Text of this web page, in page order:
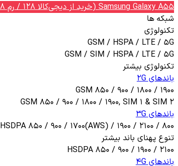
Samsung Galaxy A55 (خرید از دیجی‌کالا 128 / رم 8 ویتنام)
شبکه ها
تکنولوژی
GSM / HSPA / LTE / 5G
GSM / SIM / HSPA / LTE / 5G
تکنولوژی بیشتر
باندهای 2G
GSM 850 / 900 / 1800 / 1900
GSM 850 / 900 / 1800 / 1900, SIM 1 & SIM 2
باندهای 3G
HSDPA 850 / 900 / 1700(AWS) / 1900 / 2100 / 800
تنوع پهنای باند بیشتر
HSDPA 850 / 900 / 1900 / 2100
باندهای 4G